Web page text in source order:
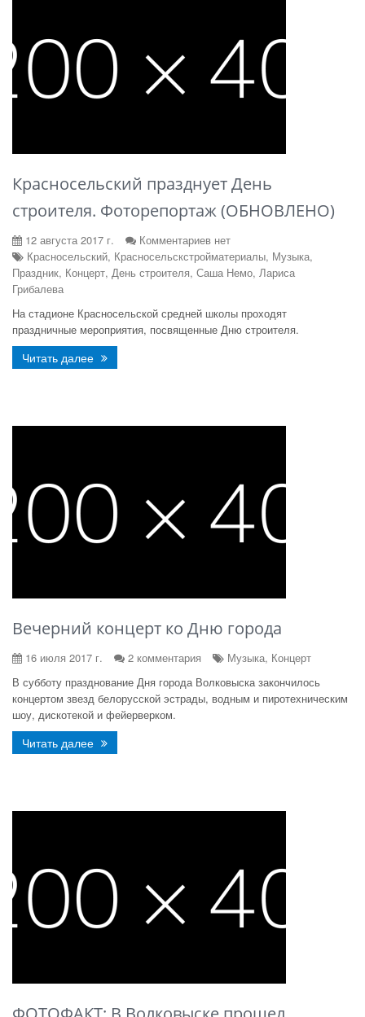
Красносельский празднует День
строителя. Фоторепортаж (ОБНОВЛЕНО)
12 августа 2017 г.
Комментариев нет
Красносельский, Красносельскстройматериалы, Музыка,
Праздник, Концерт, День строителя, Саша Немо, Лариса
Грибалева
На стадионе Красносельской средней школы проходят
праздничные мероприятия, посвященные Дню строителя.
Читать далее
Вечерний концерт ко Дню города
16 июля 2017 г. 2 комментария
Музыка, Концерт
В субботу празднование Дня города Волковыска закончилось
концертом звезд белорусской эстрады, водным и пиротехническим
шоу, дискотекой и фейерверком.
Читать далее